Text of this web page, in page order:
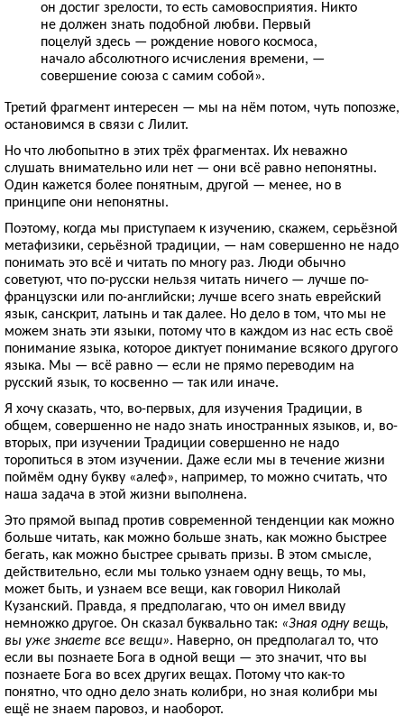
он достиг зрелости, то есть самовосприятия. Никто
не должен знать подобной любви. Первый
поцелуй здесь — рождение нового космоса,
начало абсолютного исчисления времени, —
совершение союза с самим собой».
Третий фрагмент интересен — мы на нём потом, чуть попозже,
остановимся в связи с Лилит.
Но что любопытно в этих трёх фрагментах. Их неважно
слушать внимательно или нет — они всё равно непонятны.
Один кажется более понятным, другой — менее, но в
принципе они непонятны.
Поэтому, когда мы приступаем к изучению, скажем, серьёзной
метафизики, серьёзной традиции, — нам совершенно не надо
понимать это всё и читать по многу раз. Люди обычно
советуют, что по-русски нельзя читать ничего — лучше по-
французски или по-английски; лучше всего знать еврейский
язык, санскрит, латынь и так далее. Но дело в том, что мы не
можем знать эти языки, потому что в каждом из нас есть своё
понимание языка, которое диктует понимание всякого другого
языка. Мы — всё равно — если не прямо переводим на
русский язык, то косвенно — так или иначе.
Я хочу сказать, что, во-первых, для изучения Традиции, в
общем, совершенно не надо знать иностранных языков, и, во-
вторых, при изучении Традиции совершенно не надо
торопиться в этом изучении. Даже если мы в течение жизни
поймём одну букву «алеф», например, то можно считать, что
наша задача в этой жизни выполнена.
Это прямой выпад против современной тенденции как можно
больше читать, как можно больше знать, как можно быстрее
бегать, как можно быстрее срывать призы. В этом смысле,
действительно, если мы только узнаем одну вещь, то мы,
может быть, и узнаем все вещи, как говорил Николай
Кузанский. Правда, я предполагаю, что он имел ввиду
немножко другое. Он сказал буквально так: «Зная одну вещь,
вы уже знаете все вещи». Наверно, он предполагал то, что
если вы познаете Бога в одной вещи — это значит, что вы
познаете Бога во всех других вещах. Потому что как-то
понятно, что одно дело знать колибри, но зная колибри мы
ещё не знаем паровоз, и наоборот.